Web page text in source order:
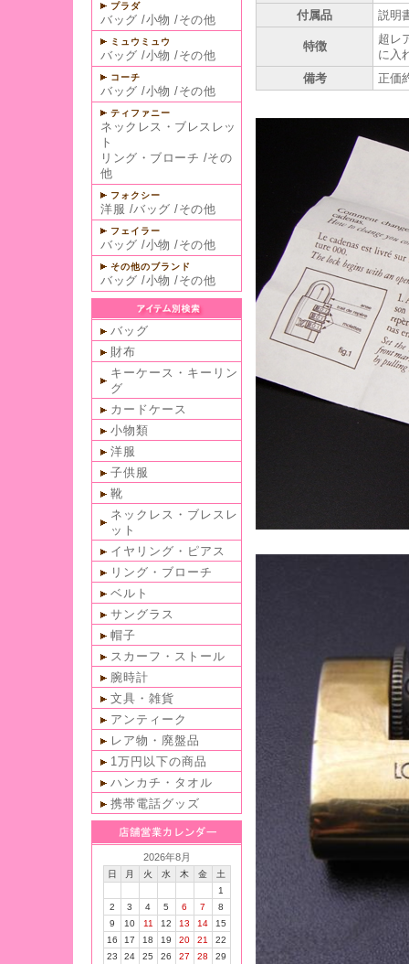
プラダ
バッグ /小物 /その他
ミュウミュウ
バッグ /小物 /その他
コーチ
バッグ /小物 /その他
ティファニー
ネックレス・ブレスレッ
ト
リング・ブローチ /その
他
フォクシー
洋服 /バッグ /その他
フェイラー
バッグ /小物 /その他
その他のブランド
バッグ /小物 /その他
バッグ
財布
キーケース・キーリン
グ
カードケース
小物類
洋服
子供服
靴
ネックレス・ブレスレ
ット
イヤリング・ピアス
リング・ブローチ
ベルト
サングラス
帽子
スカーフ・ストール
腕時計
文具・雑貨
アンティーク
レア物・廃盤品
1万円以下の商品
ハンカチ・タオル
携帯電話グッズ
2026年8月
日 月 火 水 木 金
土
1
2
3 4 5 6 7
8
9
10 11 12 13 14
15
16
17 18 19 20 21
22
23
24 25 26 27 28
29
付属品
説明
特徴
超レ
に入
備考
正価